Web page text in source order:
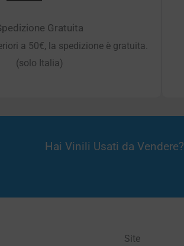
Gratuita
a 50€, la spedizione è gratuita.
(solo Italia)
Hai Vinili Usati da
Site